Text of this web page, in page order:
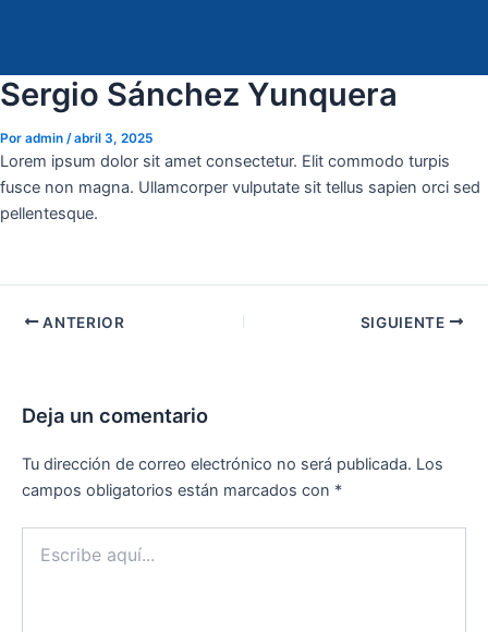
Sergio Sánchez Yunquera
Por admin /abril 3, 2025
Lorem ipsum dolor sit amet consectetur. Elit commodo turpis
fusce non magna. Ullamcorper vulputate sit tellus sapien orci sed
pellentesque.
ANTERIOR SIGUIENTE
Deja un comentario
Tu dirección de correo electrónico no será publicada. Los
campos obligatorios están marcados con *
aquí...